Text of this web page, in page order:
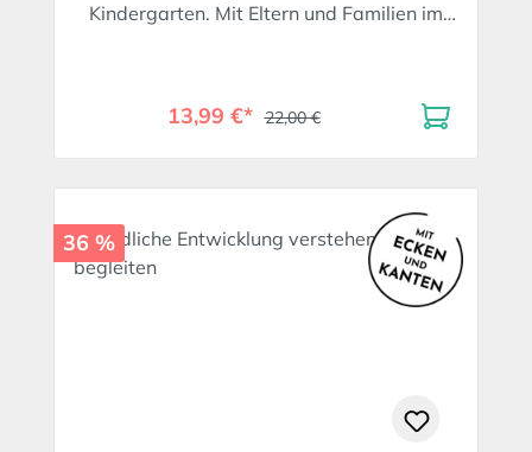
Kindergarten. Mit Eltern und Familien im
13,99 €* 22,00 €
36 %